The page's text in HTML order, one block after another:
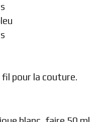
pour la couture.